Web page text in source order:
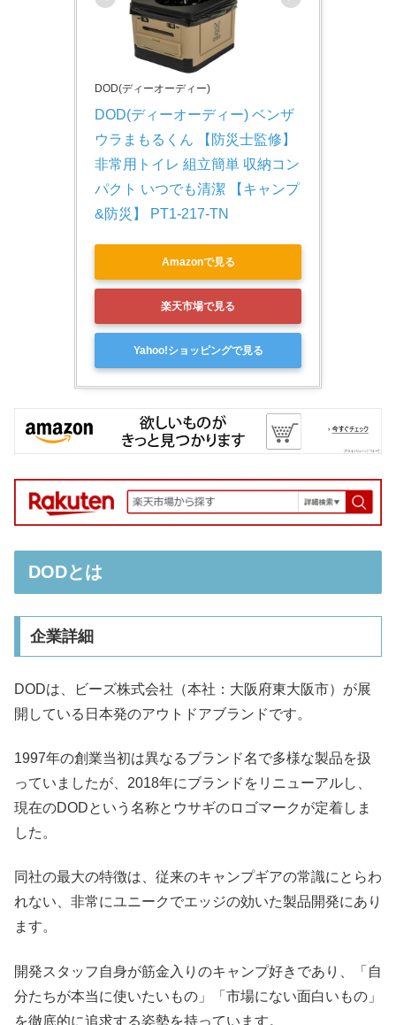
DOD(ディーオーディー)
DOD(ディーオーディー) ベンザ
ウラまもるくん 【防災士監修】
非常用トイレ 組立簡単 収納コン
パクト いつでも清潔 【キャンプ
&防災】 PT1-217-TN
Amazonで見る
楽天市場で見る
Yahoo!ショッピングで見る
DODとは
企業詳細
DODは、ビーズ株式会社（本社：大阪府東大阪市）が展
開している日本発のアウトドアブランドです。
1997年の創業当初は異なるブランド名で多様な製品を扱
っていましたが、2018年にブランドをリニューアルし、
現在のDODという名称とウサギのロゴマークが定着しま
した。
同社の最大の特徴は、従来のキャンプギアの常識にとらわ
れない、非常にユニークでエッジの効いた製品開発にあり
ます。
開発スタッフ自身が筋金入りのキャンプ好きであり、「自
分たちが本当に使いたいもの」「市場にない面白いもの」
を徹底的に追求する姿勢を持っています。